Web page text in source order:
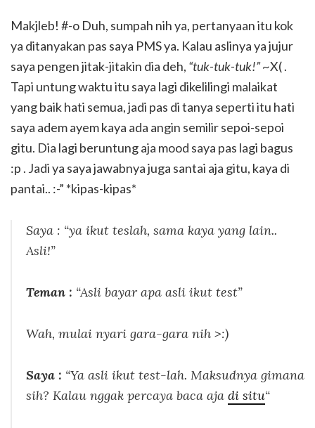
Makjleb! #-o Duh, sumpah nih ya, pertanyaan itu kok
ya ditanyakan pas saya PMS ya. Kalau aslinya ya jujur
saya pengen jitak-jitakin dia deh, “tuk-tuk-tuk!”~X( .
Tapi untung waktu itu saya lagi dikelilingi malaikat
yang baik hati semua, jadi pas di tanya seperti itu hati
saya adem ayem kaya ada angin semilir sepoi-sepoi
gitu. Dia lagi beruntung aja mood saya pas lagi bagus
:p . Jadi ya saya jawabnya juga santai aja gitu, kaya di
pantai.. :-” *kipas-kipas*
Saya : “ya ikut teslah, sama kaya yang lain..
Asli!”
Teman : “Asli bayar apa asli ikut test”
Wah, mulai nyari gara-gara nih >:)
Saya : “Ya asli ikut test-lah. Maksudnya gimana
sih? Kalau nggak percaya baca aja di situ“